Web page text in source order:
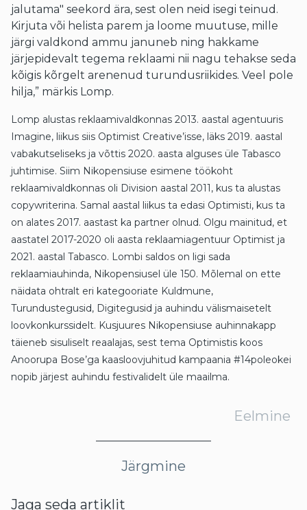
jalutama" seekord ära, sest olen neid isegi teinud.
Kirjuta või helista parem ja loome muutuse, mille
järgi valdkond ammu januneb ning hakkame
järjepidevalt tegema reklaami nii nagu tehakse seda
kõigis kõrgelt arenenud turundusriikides. Veel pole
hilja,” märkis Lomp.
Lomp alustas reklaamivaldkonnas 2013. aastal agentuuris
Imagine, liikus siis Optimist Creative’isse, läks 2019. aastal
vabakutseliseks ja võttis 2020. aasta alguses üle Tabasco
juhtimise. Siim Nikopensiuse esimene töökoht
reklaamivaldkonnas oli Division aastal 2011, kus ta alustas
copywriterina. Samal aastal liikus ta edasi Optimisti, kus ta
on alates 2017. aastast ka partner olnud. Olgu mainitud, et
aastatel 2017-2020 oli aasta reklaamiagentuur Optimist ja
2021. aastal Tabasco. Lombi saldos on ligi sada
reklaamiauhinda, Nikopensiusel üle 150. Mõlemal on ette
näidata ohtralt eri kategooriate Kuldmune,
Turundustegusid, Digitegusid ja auhindu välismaisetelt
loovkonkurssidelt. Kusjuures Nikopensiuse auhinnakapp
täieneb sisuliselt reaalajas, sest tema Optimistis koos
Anoorupa Bose’ga kaasloovjuhitud kampaania #14poleokei
nopib järjest auhindu festivalidelt üle maailma.
Eelmine
Järgmine
Jaga seda artiklit